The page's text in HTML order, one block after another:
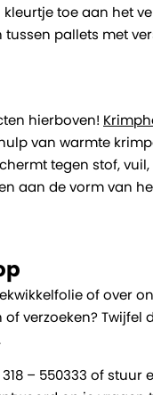
toe aan het
pallets met
hierboven!
van warmte
tegen stof,
aan de vorm van
of over
verzoeken? Twijfel
– 550333 of stuur